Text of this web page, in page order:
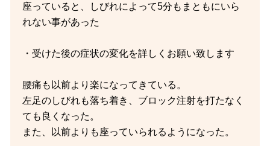
座っていると、しびれによって5分もまともにいら
れない事があった
・受けた後の症状の変化を詳しくお願い致します
腰痛も以前より楽になってきている。
左足のしびれも落ち着き、ブロック注射を打たなく
ても良くなった。
また、以前よりも座っていられるようになった。